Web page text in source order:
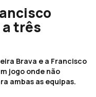
três
Brava e a Francisco
jogo onde não
ambas as equipas.